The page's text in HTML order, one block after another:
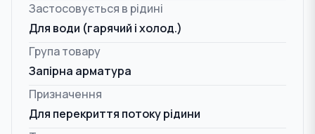
Застосовується в рідині
Для води (гарячий і холод.)
Група товару
Запірна арматура
Призначення
Для перекриття потоку рідини